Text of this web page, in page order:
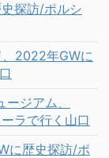
探訪/ポルシ
2022年GWに
ジアム、
ラで行く山口
に歴史探訪/ポ